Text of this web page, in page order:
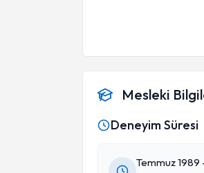
Mesleki
Deneyim Süresi
Temmuz 1989